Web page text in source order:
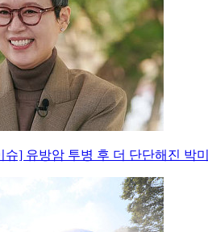
슈] 유방암 투병 후 더 단단해진 박